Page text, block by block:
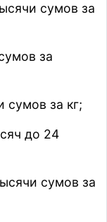
сумов за
за
сумов за кг;
до 24
сумов за